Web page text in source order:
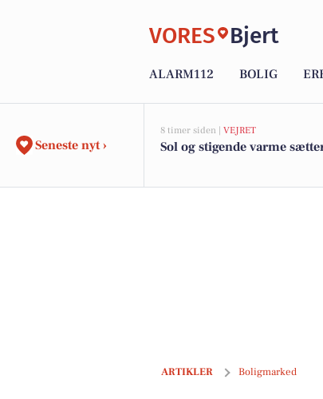
VORES Bjert
ALARM112 BOLIG
Seneste nyt ›
8 timer siden | VEJRET
Sol og stigende varme
ARTIKLER Boligmarked
Skarre Strandvej 10 og 1